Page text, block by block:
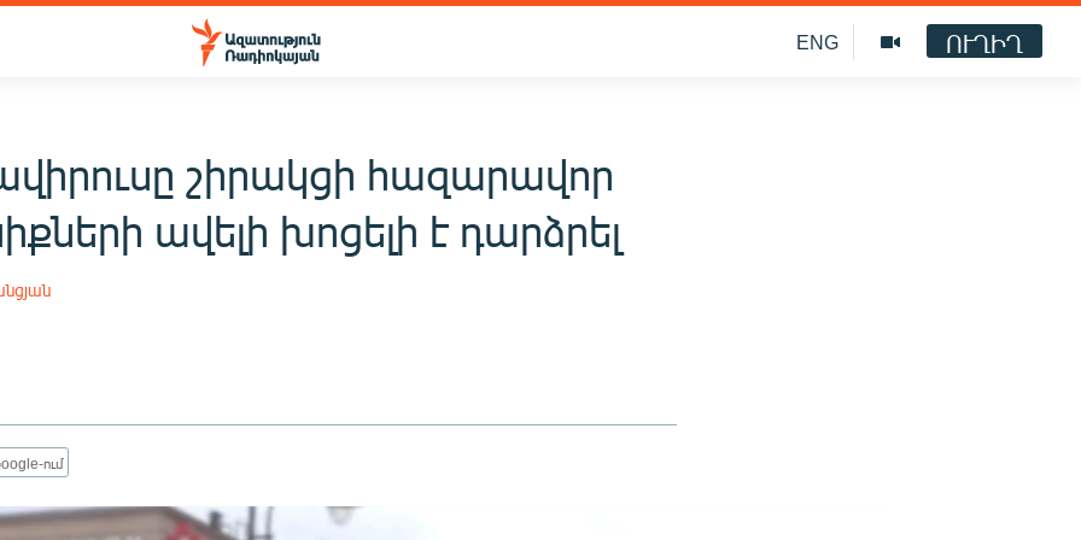
ENG ՈՒՂԻՂ
շիրակցի հազարավոր
ավելի խոցելի է դարձրել
ում